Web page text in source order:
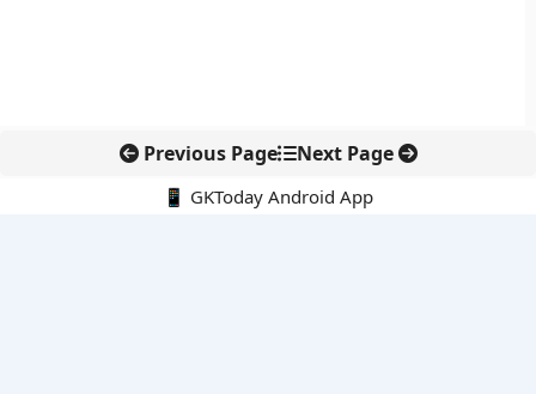
Previous Page Next Page
📱 GKToday Android App